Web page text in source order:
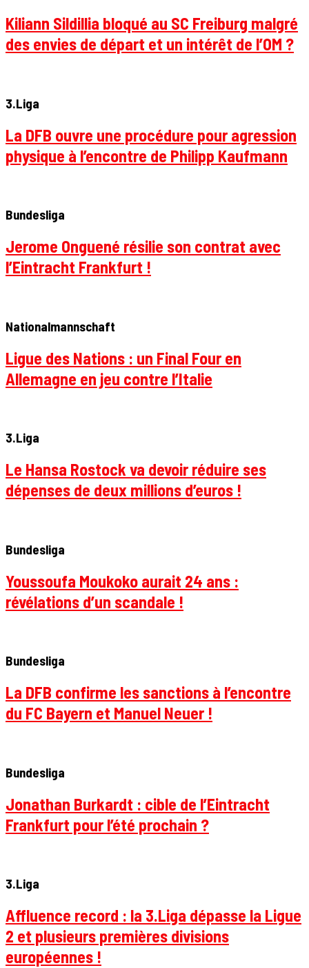
Kiliann Sildillia bloqué au SC Freiburg malgré
des envies de départ et un intérêt de l’OM ?
3.Liga
La DFB ouvre une procédure pour agression
physique à l’encontre de Philipp Kaufmann
Bundesliga
Jerome Onguené résilie son contrat avec
l’Eintracht Frankfurt !
Nationalmannschaft
Ligue des Nations : un Final Four en
Allemagne en jeu contre l’Italie
3.Liga
Le Hansa Rostock va devoir réduire ses
dépenses de deux millions d’euros !
Bundesliga
Youssoufa Moukoko aurait 24 ans :
révélations d’un scandale !
Bundesliga
La DFB confirme les sanctions à l’encontre
du FC Bayern et Manuel Neuer !
Bundesliga
Jonathan Burkardt : cible de l’Eintracht
Frankfurt pour l’été prochain ?
3.Liga
Affluence record : la 3.Liga dépasse la Ligue
2 et plusieurs premières divisions
européennes !